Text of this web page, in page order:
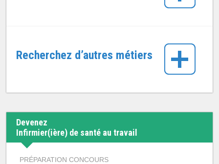
Recherchez d’autres métiers
Devenez
Infirmier(ière) de santé au travail
PRÉPARATION CONCOURS